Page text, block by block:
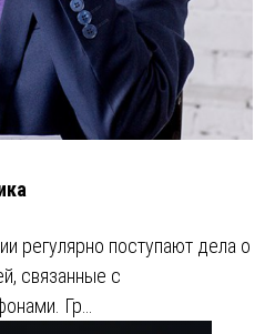
регулярно поступают дела о
связанные с
Гр…